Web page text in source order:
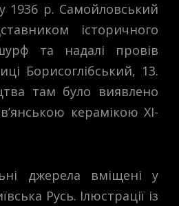
1936 р. Самойловський
історичного
та надалі провів
Борисоглібський, 13.
там було виявлено
керамікою ХІ-
джерела вміщені у
Русь. Ілюстрації із